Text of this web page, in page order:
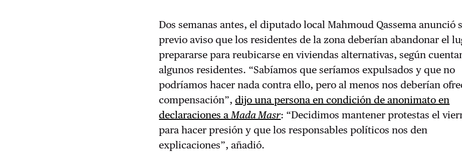
Dos semanas antes, el diputado local Mahmoud Qassema anunció
previo aviso que los residentes de la zona deberían abandonar el
prepararse para reubicarse en viviendas alternativas, según
algunos residentes. “Sabíamos que seríamos expulsados y que no
podríamos hacer nada contra ello, pero al menos nos deberían
compensación”,dijo una persona en condición de anonimato en
declaraciones aMada Masr: “Decidimos mantener protestas el
para hacer presión y que los responsables políticos nos den
explicaciones”, añadió.